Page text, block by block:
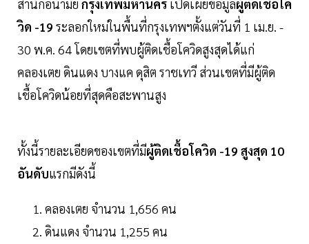
สำนักอนามัย กรุงเทพมหานคร เปิดเผยข้อมูลผู้ติดเชื้อโค
วิด -19 ระลอกใหม่ในพื้นที่กรุงเทพฯตั้งแต่วันที่ 1 เม.ย. -
30 พ.ค. 64 โดยเขตที่พบผู้ติดเชื้อโควิดสูงสุดได้แก่
คลองเตย ดินแดง บางแค ดุสิต ราชเทวี ส่วนเขตที่มีผู้ติด
เชื้อโควิดน้อยที่สุดคือสะพานสูง
ทั้งนี้รายละเอียดของเขตที่มีผู้ติดเชื้อโควิด -19 สูงสุด 10
อันดับแรกมีดังนี้
คลองเตย จำนวน 1,656 คน
ดินแดง จำนวน 1,255 คน